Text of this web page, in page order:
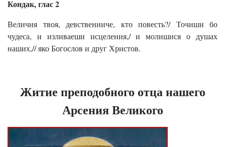
Кондак, глас 2
Величия твоя, девственниче, кто повесть?/ Точиши бо
чудеса, и изливаеши исцеления,/ и молишися о душах
наших,// яко Богослов и друг Христов.
Житие преподобного отца нашего
Арсения Великого